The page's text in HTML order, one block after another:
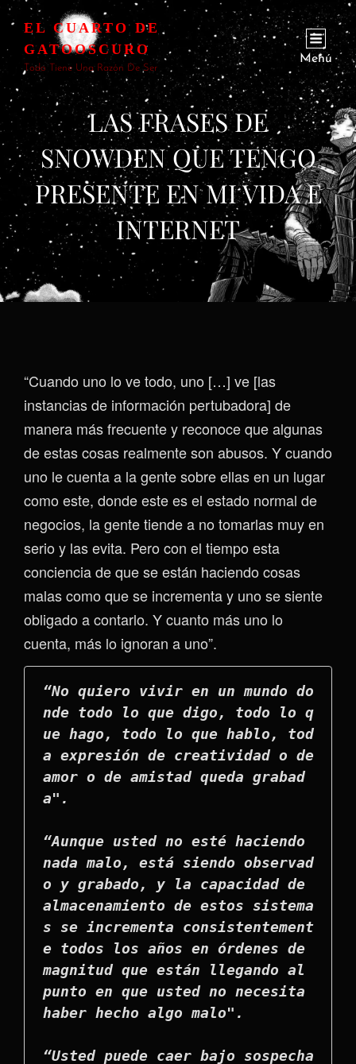
EL CUARTO DE
GATOOSCURO
Todo Tiene Una Razón De Ser
Menú
LAS FRASES DE
SNOWDEN QUE TENGO
PRESENTE EN MI VIDA E
INTERNET
“Cuando uno lo ve todo, uno […] ve [las
instancias de información pertubadora] de
manera más frecuente y reconoce que algunas
de estas cosas realmente son abusos. Y cuando
uno le cuenta a la gente sobre ellas en un lugar
como este, donde este es el estado normal de
negocios, la gente tiende a no tomarlas muy en
serio y las evita. Pero con el tiempo esta
conciencia de que se están haciendo cosas
malas como que se incrementa y uno se siente
obligado a contarlo. Y cuanto más uno lo
cuenta, más lo ignoran a uno”.
“No quiero vivir en un mundo do
nde todo lo que digo, todo lo q
ue hago, todo lo que hablo, tod
a expresión de creatividad o de
amor o de amistad queda grabad
a".
“Aunque usted no esté haciendo
nada malo, está siendo observad
o y grabado, y la capacidad de
almacenamiento de estos sistema
s se incrementa consistentement
e todos los años en órdenes de
magnitud que están llegando al
punto en que usted no necesita
haber hecho algo malo".
“Usted puede caer bajo sospecha